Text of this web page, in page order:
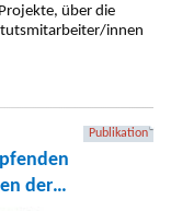
über die
innen
Publikation
der